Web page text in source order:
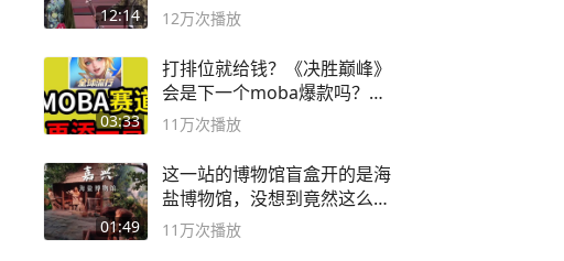
12:14 12万次播放
03:33
打排位就给钱？《决胜巅峰》
会是下一个moba爆款吗？#
决胜巅峰
11万次播放
01:49
这一站的博物馆盲盒开的是海
盐博物馆，没想到竟然这么好
逛！
11万次播放